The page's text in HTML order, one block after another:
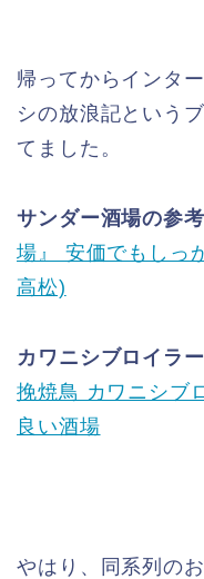
帰ってからインタ
シの放浪記という
てました。
サンダー酒場の参
場』 安価でもしっ
高松)
カワニシブロイラ
挽焼鳥 カワニシブ
良い酒場
やはり、同系列の